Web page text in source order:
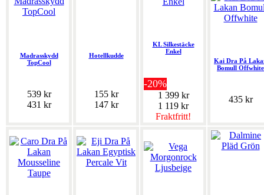
Madrasskydd
TopCool
539 kr
431 kr
Hotellkudde
155 kr
147 kr
KL Silkestäcke
Enkel
-20%
1 399 kr
1 119 kr
Fraktfritt!
Kai Dra På
Bomull Offwhite
435 kr